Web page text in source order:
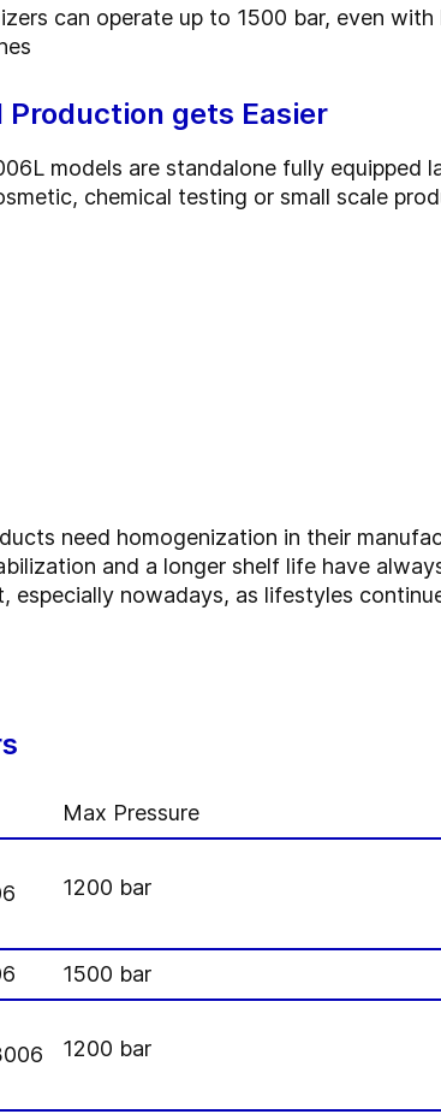
can operate up to 1500 bar, even
gets Easier
models are standalone fully equipped
chemical testing or small scale
need homogenization in their
and a longer shelf life have
especially nowadays, as lifestyles
Max Pressure
1200 bar
1500 bar
1200 bar